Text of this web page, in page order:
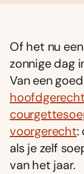
Of het nu
zonnige dag
Van een
hoofdgerecht
voorgerecht:
als je zelf
van het jaar.